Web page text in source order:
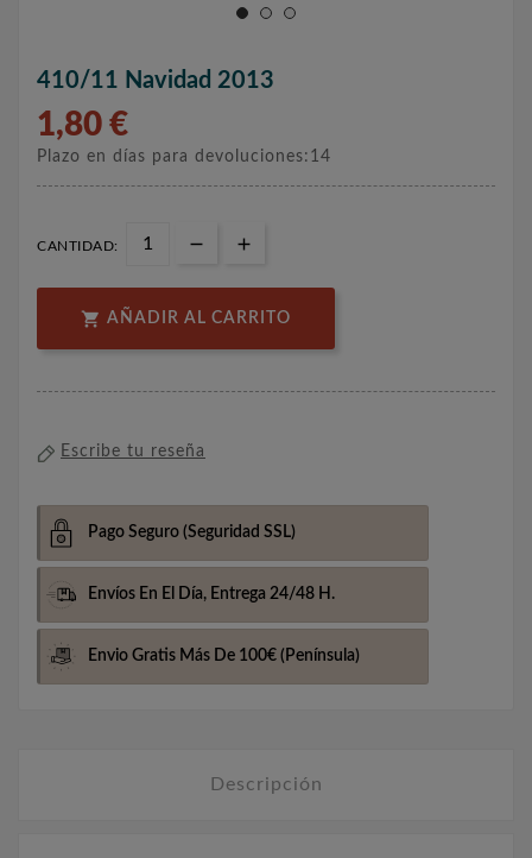
410/11 Navidad 2013
1,80 €
Plazo en días para devoluciones:14
CANTIDAD:
 AÑADIR AL CARRITO
Escribe tu reseña
Pago Seguro (Seguridad SSL)
Envíos En El Día, Entrega 24/48 H.
Envio Gratis Más De 100€ (Península)
Descripción